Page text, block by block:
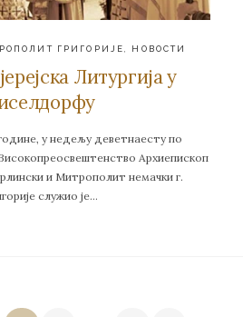
ГРИГОРИЈЕ, НОВОСТИ
Литургија у
у недељу деветнаесту по
Архиепископ
и Митрополит немачки г.
служио је…